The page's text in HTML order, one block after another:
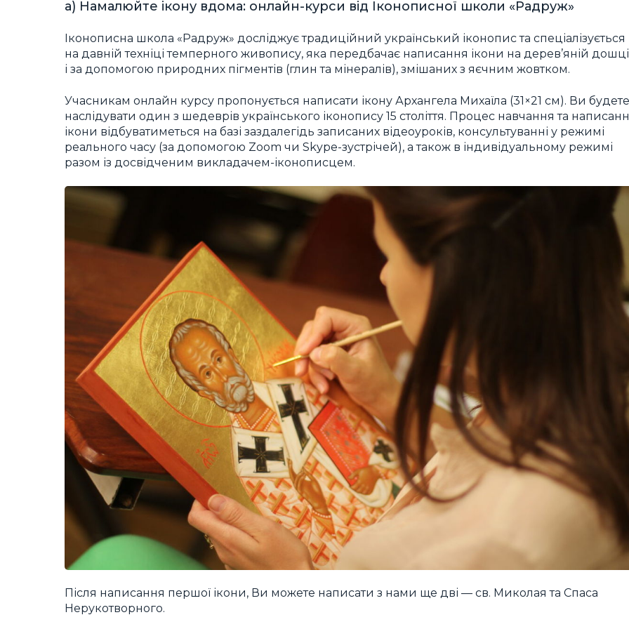
а) Намалюйте ікону вдома: онлайн-курси від Іконописної школи «Радруж»
Іконописна школа «Радруж» досліджує традиційний український іконопис та спеціалізується
на давній техніці темперного живопису, яка передбачає написання ікони на дерев’яній дошці
і за допомогою природних пігментів (глин та мінералів), змішаних з яєчним жовтком.
Учасникам онлайн курсу пропонується написати ікону Архангела Михаїла (31×21 см). Ви будете
наслідувати один з шедеврів українського іконопису 15 століття. Процес навчання та
ікони відбуватиметься на базі заздалегідь записаних відеоуроків, консультуванні у режимі
реального часу (за допомогою Zoom чи Skype-зустрічей), а також в індивідуальному режимі
разом із досвідченим викладачем-іконописцем.
Після написання першої ікони, Ви можете написати з нами ще дві — св. Миколая та Спаса
Нерукотворного.